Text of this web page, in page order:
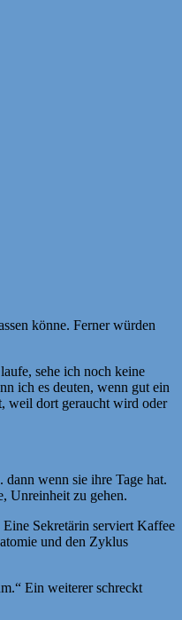
könne. Ferner würden
sehe ich noch keine
ich es deuten, wenn gut ein
weil dort geraucht wird oder
wenn sie ihre Tage hat.
Unreinheit zu gehen.
Sekretärin serviert Kaffee
und den Zyklus
Ein weiterer schreckt